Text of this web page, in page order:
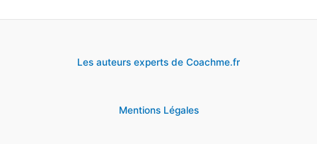
Les auteurs experts de Coachme.fr
Mentions Légales